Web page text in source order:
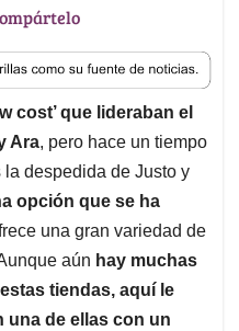
cost’ que lideraban el
Ara, pero hace un tiempo
la despedida de Justo y
opción que se ha
una gran variedad de
aún hay muchas
tiendas, aquí le
una de ellas con un